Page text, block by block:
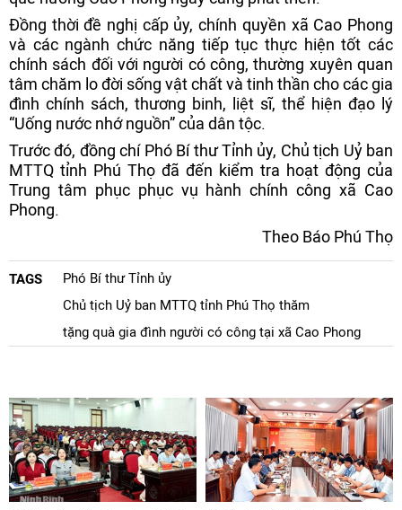
Đồng thời đề nghị cấp ủy, chính quyền xã Cao Phong
và các ngành chức năng tiếp tục thực hiện tốt các
chính sách đối với người có công, thường xuyên quan
tâm chăm lo đời sống vật chất và tinh thần cho các gia
đình chính sách, thương binh, liệt sĩ, thể hiện đạo lý
“Uống nước nhớ nguồn” của dân tộc.
Trước đó, đồng chí Phó Bí thư Tỉnh ủy, Chủ tịch Uỷ ban
MTTQ tỉnh Phú Thọ đã đến kiểm tra hoạt động của
Trung tâm phục phục vụ hành chính công xã Cao
Phong.
Theo Báo Phú Thọ
TAGS
Phó Bí thư Tỉnh ủy
Chủ tịch Uỷ ban MTTQ tỉnh Phú Thọ thăm
tặng quà gia đình người có công tại xã Cao Phong